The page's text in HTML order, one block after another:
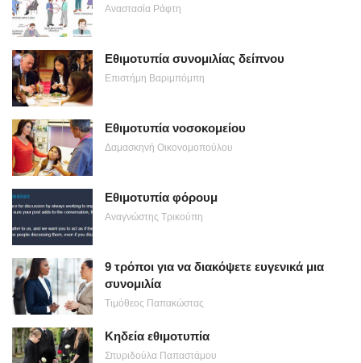
Αναστασία Ράφτη
Εθιμοτυπία συνομιλίας δείπνου
Επιστήμη Βαριμπόμπη
Εθιμοτυπία νοσοκομείου
Δαμασκηνή Οικονομοπούλου
Εθιμοτυπία φόρουμ
Αναγνώστης Τρικούπη
9 τρόποι για να διακόψετε ευγενικά μια
συνομιλία
Τιμόθεος Παπακώστας
Κηδεία εθιμοτυπία
Σπυριδούλα Παπαστάμου